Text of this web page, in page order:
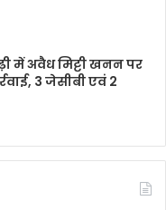
में अवैध मिट्टी खनन पर
3 जेसीबी एवं 2